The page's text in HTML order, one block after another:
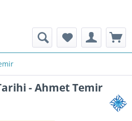
- Ahmet Temir